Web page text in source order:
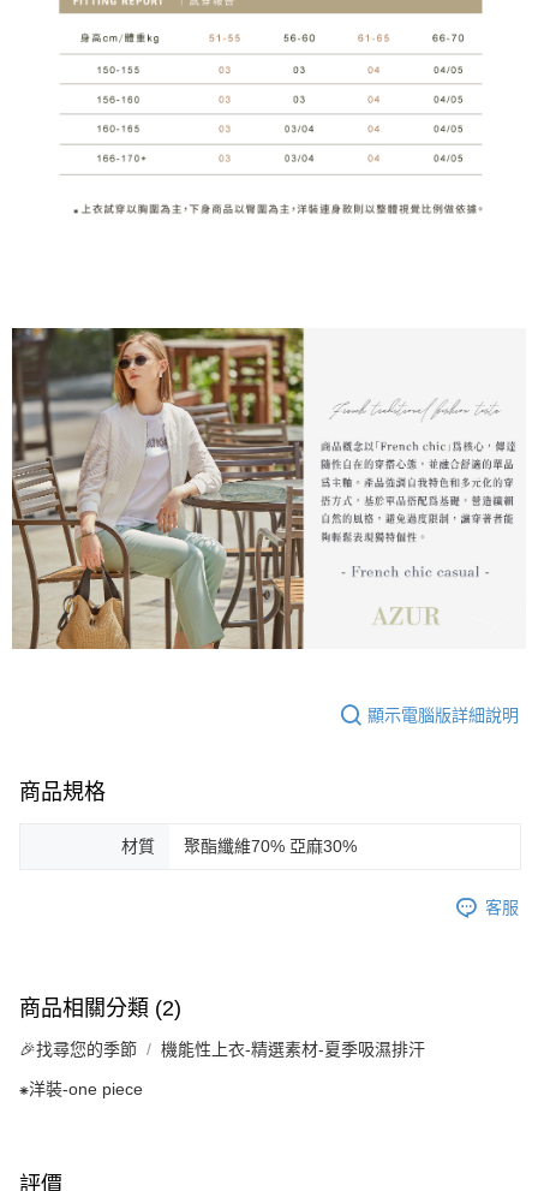
顯示電腦版詳細說明
商品規格
材質 聚酯纖維70% 亞麻30%
客服
商品相關分類 (2)
🎉找尋您的季節 機能性上衣-精選素材-夏季吸濕排汗
⁕洋裝-one piece
評價